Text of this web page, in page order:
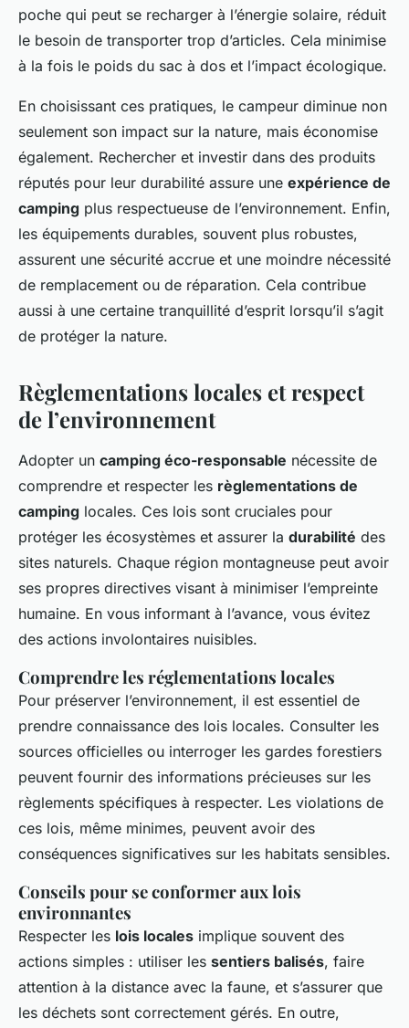
poche qui peut se recharger à l’énergie solaire, réduit
le besoin de transporter trop d’articles. Cela minimise
à la fois le poids du sac à dos et l’impact écologique.
En choisissant ces pratiques, le campeur diminue non
seulement son impact sur la nature, mais économise
également. Rechercher et investir dans des produits
réputés pour leur durabilité assure une expérience de
camping plus respectueuse de l’environnement. Enfin,
les équipements durables, souvent plus robustes,
assurent une sécurité accrue et une moindre nécessité
de remplacement ou de réparation. Cela contribue
aussi à une certaine tranquillité d’esprit lorsqu’il s’agit
de protéger la nature.
Règlementations locales et respect
de l’environnement
Adopter un camping éco-responsable nécessite de
comprendre et respecter les règlementations de
camping locales. Ces lois sont cruciales pour
protéger les écosystèmes et assurer la durabilité des
sites naturels. Chaque région montagneuse peut avoir
ses propres directives visant à minimiser l’empreinte
humaine. En vous informant à l’avance, vous évitez
des actions involontaires nuisibles.
Comprendre les réglementations locales
Pour préserver l’environnement, il est essentiel de
prendre connaissance des lois locales. Consulter les
sources officielles ou interroger les gardes forestiers
peuvent fournir des informations précieuses sur les
règlements spécifiques à respecter. Les violations de
ces lois, même minimes, peuvent avoir des
conséquences significatives sur les habitats sensibles.
Conseils pour se conformer aux lois
environnantes
Respecter les lois locales implique souvent des
actions simples : utiliser les sentiers balisés, faire
attention à la distance avec la faune, et s’assurer que
les déchets sont correctement gérés. En outre,